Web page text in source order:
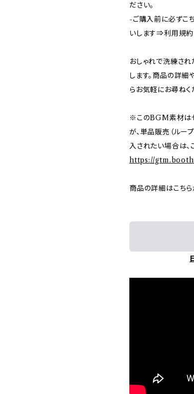
ださい。
-ご購入前に必ずこ
いします⇒利用規約
おしゃれで洗練さ
します。商品の詳細
らお気軽にお尋ねく
※このBGM素材は
が、単品販売（ルー
入されたい場合は
https://
商品の詳細はこち